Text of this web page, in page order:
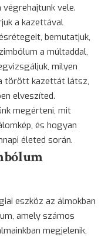
vele.
a kazettával
bemutatjuk,
a múltaddal,
milyen
törött kazettát látsz,
elveszíted.
megérteni, mit
és hogyan
életed során.
eszköz az álmokban
amely számos
megjelenik,